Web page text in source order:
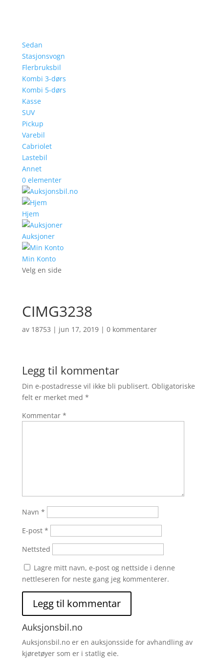
Sedan
Stasjonsvogn
Flerbruksbil
Kombi 3-dørs
Kombi 5-dørs
Kasse
SUV
Pickup
Varebil
Cabriolet
Lastebil
Annet
0 elementer
Hjem
Auksjoner
Min Konto
Velg en side
CIMG3238
av 18753 | jun 17, 2019| 0 kommentarer
Legg til kommentar
Din e-postadresse vil ikke bli publisert. Obligatoriske
felt er merket med *
Kommentar *
Navn *
E-post *
Nettsted
Lagre mitt navn, e-post og nettside i denne
nettleseren for neste gang jeg kommenterer.
Auksjonsbil.no
Auksjonsbil.no er en auksjonsside for avhandling av
kjøretøyer som er i statlig eie.